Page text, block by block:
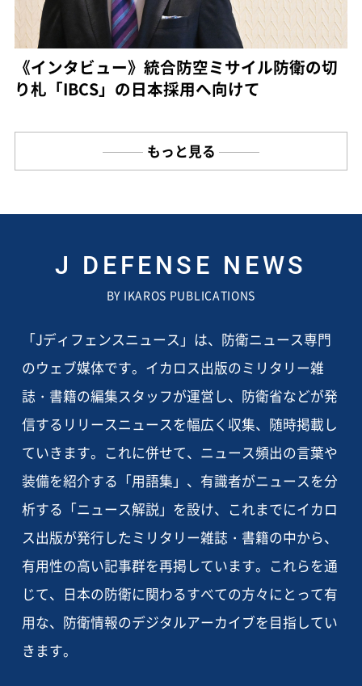
《インタビュー》統合防空ミサイル防衛の切
り札「IBCS」の日本採用へ向けて
もっと見る
J DEFENSE NEWS
BY IKAROS PUBLICATIONS
「Jディフェンスニュース」は、防衛ニュース専門
のウェブ媒体です。イカロス出版のミリタリー雑
誌・書籍の編集スタッフが運営し、防衛省などが発
信するリリースニュースを幅広く収集、随時掲載し
ていきます。これに併せて、ニュース頻出の言葉や
装備を紹介する「用語集」、有識者がニュースを分
析する「ニュース解説」を設け、これまでにイカロ
ス出版が発行したミリタリー雑誌・書籍の中から、
有用性の高い記事群を再掲しています。これらを通
じて、日本の防衛に関わるすべての方々にとって有
用な、防衛情報のデジタルアーカイブを目指してい
きます。